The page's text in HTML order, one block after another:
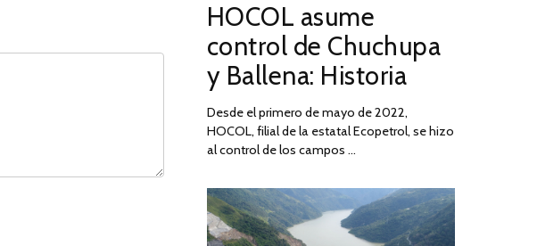
ON
DE
2026
HOCOL asume
control de Chuchupa
y Ballena: Historia
Desde el primero de mayo de 2022,
HOCOL, filial de la estatal Ecopetrol, se hizo
al control de los campos …